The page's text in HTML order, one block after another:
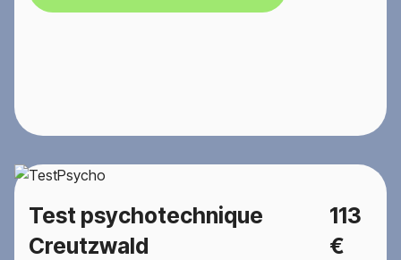
Test psychotechnique
Creutzwald
113
€